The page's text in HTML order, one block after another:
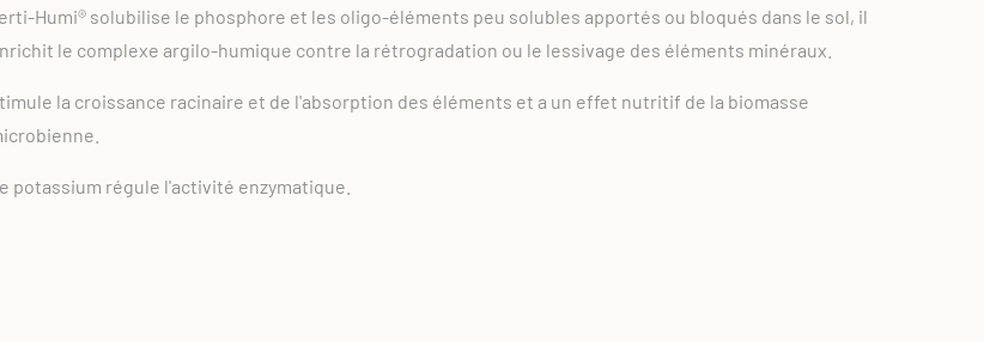
Humi® solubilise le phosphore et les oligo-éléments peu solubles apportés ou bloqués dans le sol, il
le complexe argilo-humique contre la rétrogradation ou le lessivage des éléments minéraux.
la croissance racinaire et de l'absorption des éléments et a un effet nutritif de la biomasse
potassium régule l'activité enzymatique.